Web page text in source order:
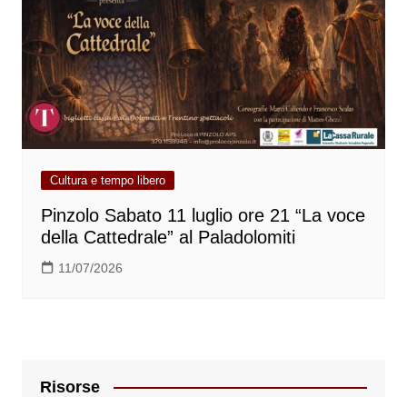
Cultura e tempo libero
Pinzolo Sabato 11 luglio ore 21 “La voce
della Cattedrale” al Paladolomiti
11/07/2026
Risorse